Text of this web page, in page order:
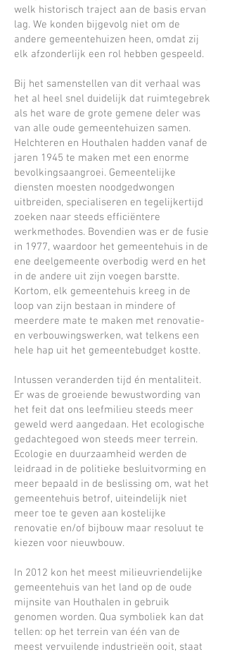
welk historisch traject aan de basis ervan
lag. We konden bijgevolg niet om de
andere gemeentehuizen heen, omdat zij
elk afzonderlijk een rol hebben gespeeld.
Bij het samenstellen van dit verhaal was
het al heel snel duidelijk dat ruimtegebrek
als het ware de grote gemene deler was
van alle oude gemeentehuizen samen.
Helchteren en Houthalen hadden vanaf de
jaren 1945 te maken met een enorme
bevolkingsaangroei. Gemeentelijke
diensten moesten noodgedwongen
uitbreiden, specialiseren en tegelijkertijd
zoeken naar steeds efficiëntere
werkmethodes. Bovendien was er de fusie
in 1977, waardoor het gemeentehuis in de
ene deelgemeente overbodig werd en het
in de andere uit zijn voegen barstte.
Kortom, elk gemeentehuis kreeg in de
loop van zijn bestaan in mindere of
meerdere mate te maken met renovatie-
en verbouwingswerken, wat telkens een
hele hap uit het gemeentebudget kostte.
Intussen veranderden tijd én mentaliteit.
Er was de groeiende bewustwording van
het feit dat ons leefmilieu steeds meer
geweld werd aangedaan. Het ecologische
gedachtegoed won steeds meer terrein.
Ecologie en duurzaamheid werden de
leidraad in de politieke besluitvorming en
meer bepaald in de beslissing om, wat het
gemeentehuis betrof, uiteindelijk niet
meer toe te geven aan kostelijke
renovatie en/of bijbouw maar resoluut te
kiezen voor nieuwbouw.
In 2012 kon het meest milieuvriendelijke
gemeentehuis van het land op de oude
mijnsite van Houthalen in gebruik
genomen worden. Qua symboliek kan dat
tellen: op het terrein van één van de
meest vervuilende industrieën ooit, staat